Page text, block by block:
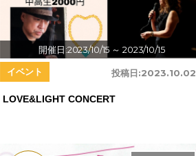
開催日:2023/10/15 ～ 2023/10/15
投稿日:2023.10.02
イベント
LOVE&LIGHT CONCERT